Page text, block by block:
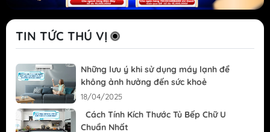
TIN TỨC THÚ VỊ
Những lưu ý khi sử dụng máy lạnh để
không ảnh hưởng đến sức khoẻ
18/04/2025
Cách Tính Kích Thước Tủ Bếp Chữ U
Chuẩn Nhất